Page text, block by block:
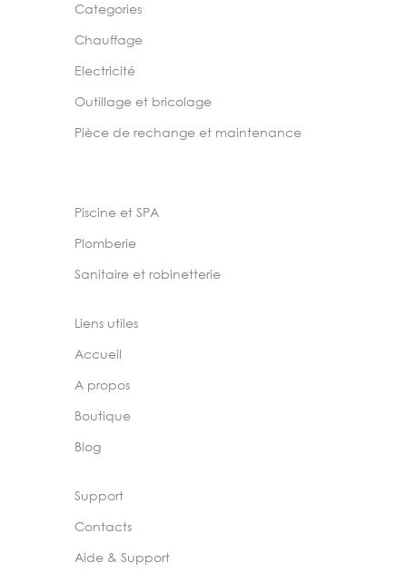
Categories
Chauffage
Electricité
Outillage et bricolage
Pièce de rechange et maintenance
Piscine et SPA
Plomberie
Sanitaire et robinetterie
Liens utiles
Accueil
A propos
Boutique
Blog
Support
Contacts
Aide & Support